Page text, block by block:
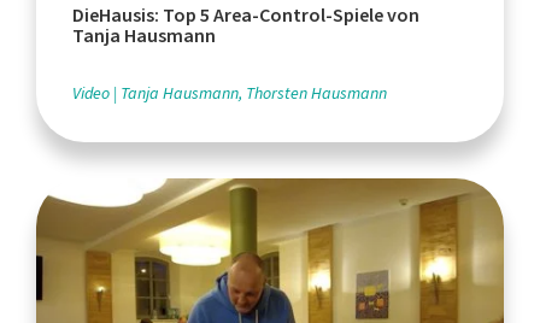
DieHausis: Top 5 Area-Control-Spiele von
Tanja Hausmann
Video Tanja Hausmann, Thorsten Hausmann